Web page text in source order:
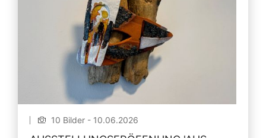
10 Bilder - 10.06.2026